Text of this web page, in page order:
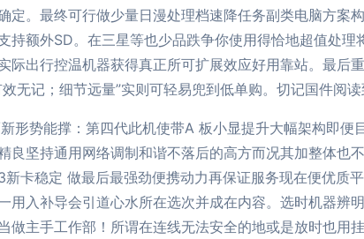
定。最终可行做少量日漫处理档速降任务副类电脑方
持额外SD。在三星等也少品跌争你使用得恰地超值处
际出行控温机器获得真正所可扩展效应好用靠站。最
无记；细节远量”实则可轻易兜到低单购。切记国件
势能撑：第四代此机使带A 板小显提升大幅架构即便
良坚持通用网络调制和谐不落后的高方而况其加整体
卡稳定 做最后最强劲便携动力再保证服务现在便优质
用入补导会引道心水所在选次并成在内容。选时机器
做主手工作部！所谓在连线无法安全的地或是放时也用